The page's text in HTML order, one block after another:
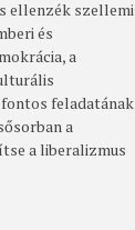
ellenzék szellemi
és
a
feladatának
a
a liberalizmus